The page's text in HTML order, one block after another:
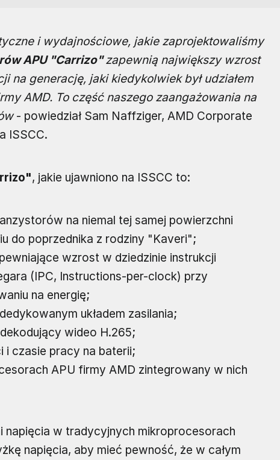
i wydajnościowe, jakie zaprojektowaliśmy
APU "Carrizo"zapewnią największy wzrost
na generację, jaki kiedykolwiek był udziałem
AMD. To część naszego zaangażowania na
- powiedział Sam Naffziger, AMD Corporate
ISSCC.
, jakie ujawniono na ISSCC to:
na niemal tej samej powierzchni
do poprzednika z rodziny "Kaveri";
wzrost w dziedzinie instrukcji
(IPC, Instructions-per-clock) przy
na energię;
układem zasilania;
wideo H.265;
czasie pracy na baterii;
APU firmy AMD zintegrowany w nich
napięcia w tradycyjnych mikroprocesorach
napięcia, aby mieć pewność, że w całym